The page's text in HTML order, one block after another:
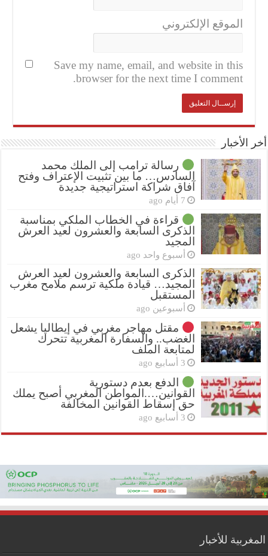
الموقع الإلكتروني
Save my name, email, and website in this
browser for the next time I comment.
أخر الأخبار
رسالة ترامب إلى الملك محمد
السادس… ما بين تثبيت الإعتراف وفتح
آفاق شراكة استراتيجية جديدة
7 أيام ago
قراءة في الخطاب الملكي بمناسبة
الذكرى السابعة والعشرون لعيد العرش
المجيد
أسبوع واحد ago
الذكرى السابعة والعشرون لعيد العرش
المجيد… قيادة ملكية ترسم ملامح مغرب
المستقبل
أسبوعين ago
مقتل مهاجر مغربي في إيطاليا يشعل
الغضب.. والسفارة المغربية تتحرك
لمتابعة الملف
3 أسابيع ago
الدفع بعدم دستورية
القوانين….المواطن المغربي أصبح يملك
حق إسقاط القوانين المخالفة
3 أسابيع ago
المغربية للأخبار